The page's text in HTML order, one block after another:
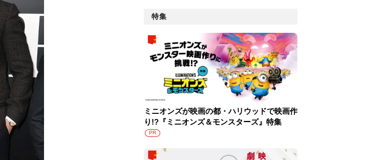
特集
ミニオンズが映画の都・ハリウッドで映画作
り!?『ミニオンズ＆モンスターズ』特集
PR